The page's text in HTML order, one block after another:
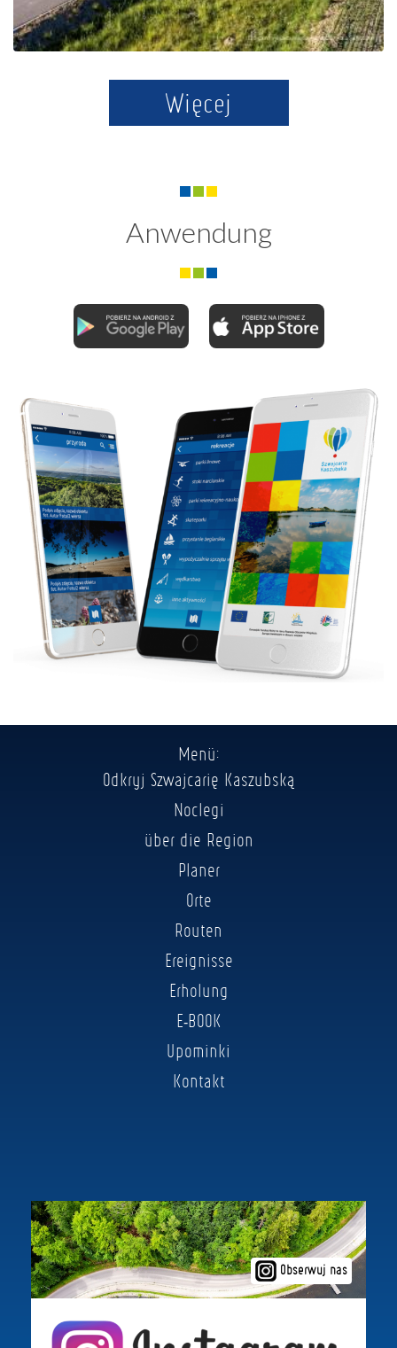
Więcej
Anwendung
Menü:
Odkryj Szwajcarię Kaszubską
Noclegi
über die Region
Planer
Orte
Routen
Ereignisse
Erholung
E-BOOK
Upominki
Kontakt
Obserwuj nas